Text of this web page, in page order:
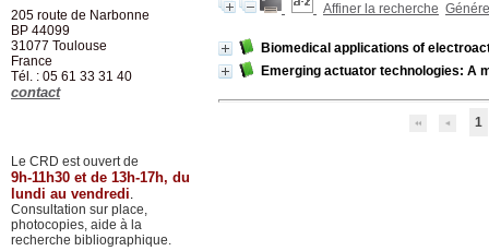
Affiner la recherche
Biomedical applications of
Emerging actuator technologies: A
1
205 route de Narbonne
BP 44099
31077 Toulouse
France
Tél. : 05 61 33 31 40
contact
Le CRD est ouvert de
9h-11h30 et de 13h-17h, du
lundi au vendredi.
Consultation sur place,
photocopies, aide à la
recherche bibliographique.